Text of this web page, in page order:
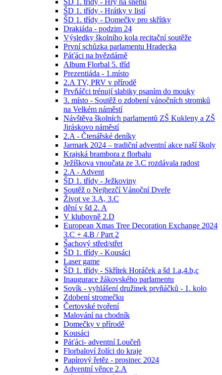
ŠD 1. třídy - Hry na sněhu
ŠD 1. třídy - Hrátky v listí
ŠD 1. třídy - Domečky pro skřítky
Drakiáda - podzim 24
Výsledky školního kola recitační soutěže
První schůzka parlamentu Hradecka
Páťáci na hvězdárně
Album Florbal 5. tříd
Prezentiáda - 1.místo
2.A TV, PRV v přírodě
Prvňáčci trénují slabiky psaním do mouky
3. místo - Soutěž o zdobení vánočních stromků
na Velkém náměstí
Návštěva školních parlamentů ZŠ Kukleny a ZŠ
Jiráskovo náměstí
2.A - Čtenářské deníky
Jarmark 2024 – tradiční adventní akce naší školy
Krajská brambora z florbalu
Ježíškova vnoučata ze 3.C rozdávala radost
2.A - Advent
ŠD 1. třídy - Ježkoviny
Soutěž o Nejhezčí Vánoční Dveře
Život ve 3.A, 3.C
dění v šd 2. A
V klubovně 2.D
European Xmas Tree Decoration Exchange 2024
3.C + 4.B / Part 2
Šachový střed/střet
ŠD 1. třídy - Kousáci
Laser game
ŠD 1. třídy - Skřítek Horáček a šd 1.a,4.b,c
Inaugurace žákovského parlamentu
Sovík - vyhlášení družinek prvňáčků - 1. kolo
Zdobení stromečku
Čertovské tvoření
Malování na chodník
Domečky v přírodě
Kousáci
Páťáci- adventní Loučeň
Florbaloví žolíci do kraje
Papírový řetěz - prosinec 2024
Adventní věnce 2.A